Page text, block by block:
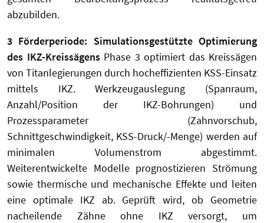
abzubilden.
3 Förderperiode: Simulationsgestützte Optimierung
des IKZ-Kreissägens Phase 3 optimiert das Kreissägen
von Titanlegierungen durch hocheffizienten KSS-Einsatz
mittels IKZ. Werkzeugauslegung (Spanraum,
Anzahl/Position der IKZ-Bohrungen) und
Prozessparameter (Zahnvorschub,
Schnittgeschwindigkeit, KSS-Druck/-Menge) werden auf
minimalen Volumenstrom abgestimmt.
Weiterentwickelte Modelle prognostizieren Strömung
sowie thermische und mechanische Effekte und leiten
eine optimale IKZ ab. Geprüft wird, ob Geometrie
nacheilende Zähne ohne IKZ versorgt, um